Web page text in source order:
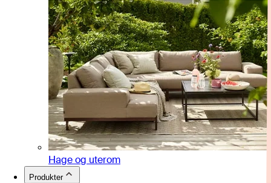
Hage og uterom
Produkter